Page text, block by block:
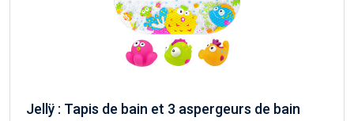
Jellÿ : Tapis de bain et 3 aspergeurs de bain